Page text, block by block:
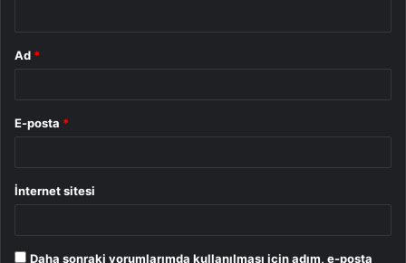
Ad *
E-posta *
İnternet sitesi
Daha sonraki yorumlarımda kullanılması için adım, e-posta